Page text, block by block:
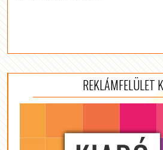
REKLÁMFELÜLET